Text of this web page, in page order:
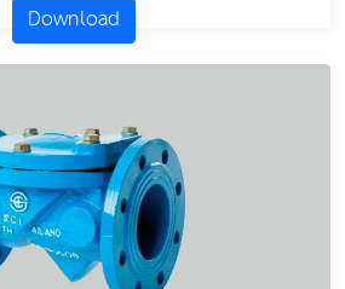
Download